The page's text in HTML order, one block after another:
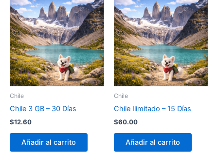
Chile
Chile 3 GB – 30 Días
$12.60
Añadir al carrito
Chile
Chile Ilimitado – 15 Días
$60.00
Añadir al carrito